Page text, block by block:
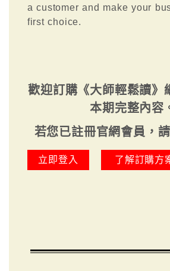
a customer and make your
first choice.
歡迎訂購《大師輕鬆讀》
本期完整內容
若您已註冊官網會員，
立即登入 了解訂購方